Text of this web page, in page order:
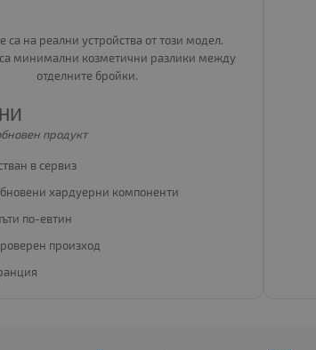
са на реални устройства от този модел.
минимални козметични разлики между
отделните бройки.
продукт
в сервиз
хардуерни компоненти
по-евтин
произход